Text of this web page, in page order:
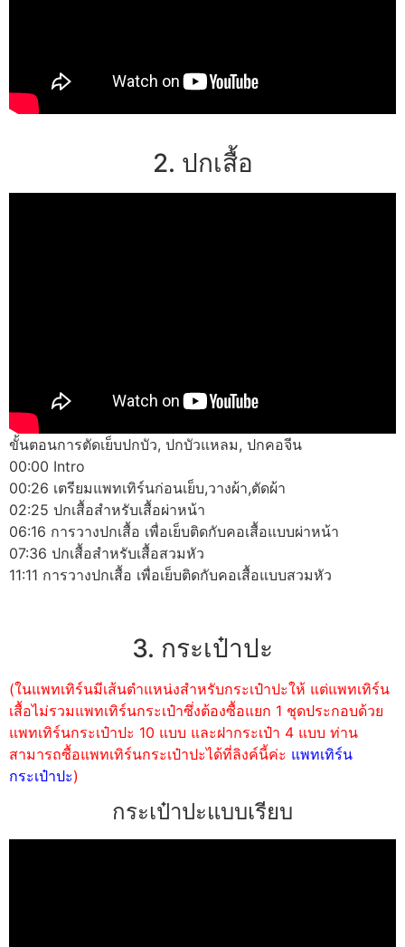
2. ปกเสื้อ
ขั้นตอนการตัดเย็บปกบัว, ปกบัวแหลม, ปกคอจีน
00:00 Intro
00:26 เตรียมแพทเทิร์นก่อนเย็บ,วางผ้า,ตัดผ้า
02:25 ปกเสื้อสำหรับเสื้อผ่าหน้า
06:16 การวางปกเสื้อ เพื่อเย็บติดกับคอเสื้อแบบผ่าหน้า
07:36 ปกเสื้อสำหรับเสื้อสวมหัว
11:11 การวางปกเสื้อ เพื่อเย็บติดกับคอเสื้อแบบสวมหัว
3. กระเป๋าปะ
(ในแพทเทิร์นมีเส้นตำแหน่งสำหรับกระเป๋าปะให้ แต่แพทเทิร์น
เสื้อไม่รวมแพทเทิร์นกระเป๋าซึ่งต้องซื้อแยก 1 ชุดประกอบด้วย
แพทเทิร์นกระเป๋าปะ 10 แบบ และฝากระเป๋า 4 แบบ ท่าน
สามารถซื้อแพทเทิร์นกระเป๋าปะได้ที่ลิงค์นี้ค่ะ แพทเทิร์น
กระเป๋าปะ)
กระเป๋าปะแบบเรียบ